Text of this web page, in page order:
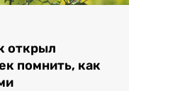
открыл
помнить, как